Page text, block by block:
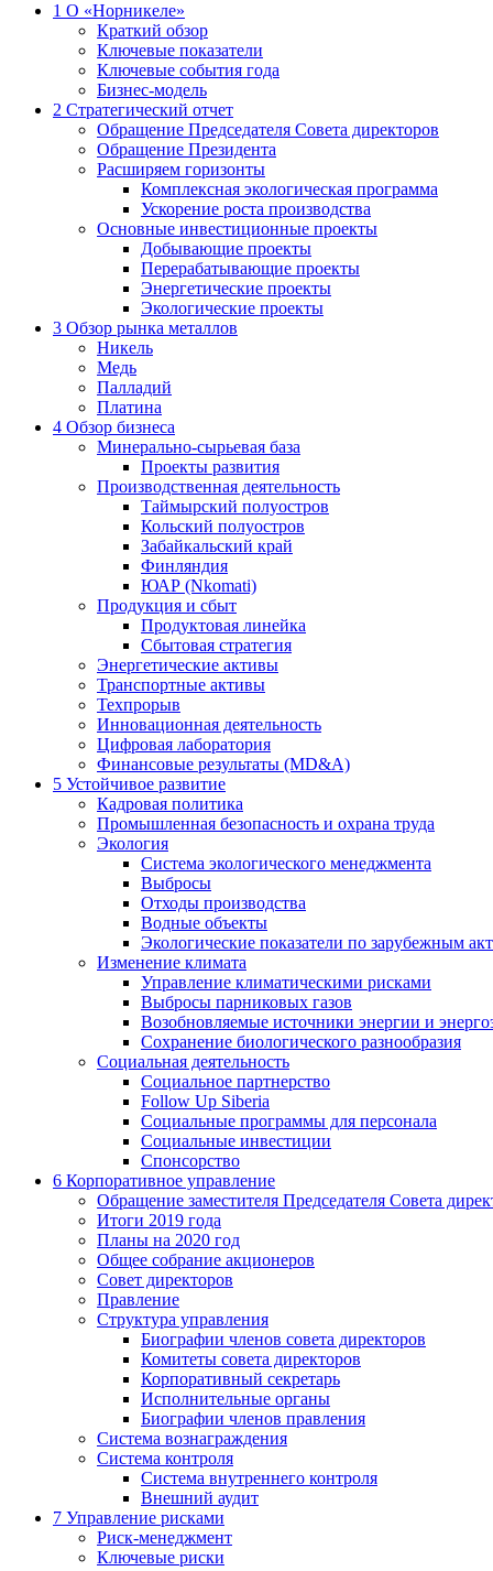
1 О «Норникеле»
Краткий обзор
Ключевые показатели
Ключевые события года
Бизнес-модель
2 Стратегический отчет
Обращение Председателя Совета директоров
Обращение Президента
Расширяем горизонты
Комплексная экологическая программа
Ускорение роста производства
Основные инвестиционные проекты
Добывающие проекты
Перерабатывающие проекты
Энергетические проекты
Экологические проекты
3 Обзор рынка металлов
Никель
Медь
Палладий
Платина
4 Обзор бизнеса
Минерально-сырьевая база
Проекты развития
Производственная деятельность
Таймырский полуостров
Кольский полуостров
Забайкальский край
Финляндия
ЮАР (Nkomati)
Продукция и сбыт
Продуктовая линейка
Сбытовая стратегия
Энергетические активы
Транспортные активы
Техпрорыв
Инновационная деятельность
Цифровая лаборатория
Финансовые результаты (MD&A)
5 Устойчивое развитие
Кадровая политика
Промышленная безопасность и охрана труда
Экология
Система экологического менеджмента
Выбросы
Отходы производства
Водные объекты
Экологические показатели по зарубежным
Изменение климата
Управление климатическими рисками
Выбросы парниковых газов
Возобновляемые источники энергии и
Сохранение биологического разнообразия
Социальная деятельность
Социальное партнерство
Follow Up Siberia
Социальные программы для персонала
Социальные инвестиции
Спонсорство
6 Корпоративное управление
Обращение заместителя Председателя Совета
Итоги 2019 года
Планы на 2020 год
Общее собрание акционеров
Совет директоров
Правление
Структура управления
Биографии членов совета директоров
Комитеты совета директоров
Корпоративный секретарь
Исполнительные органы
Биографии членов правления
Система вознаграждения
Система контроля
Система внутреннего контроля
Внешний аудит
7 Управление рисками
Риск-менеджмент
Ключевые риски